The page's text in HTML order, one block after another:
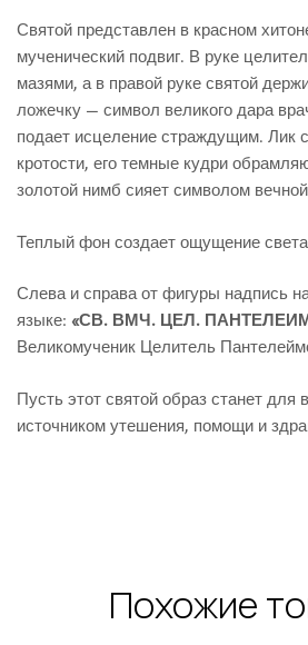
Святой представлен в красном
мученический подвиг. В руке
мазями, а в правой руке святой
ложечку — символ великого дара
подает исцеление страждущим. Лик
кротости, его темные кудри
золотой нимб сияет символом
Теплый фон создает ощущение
Слева и справа от фигуры надпись
языке: «СВ. ВМЧ. ЦЕЛ.
Великомученик Целитель
Пусть этот святой образ станет для
источником утешения, помощи и
Похожие